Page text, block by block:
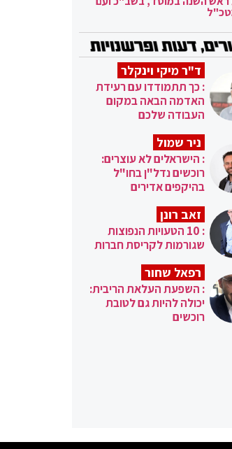
ד"ר מיקי וינקלר
: כך תתמודדו עם רעידת
האדמה הבאה במקום
העבודה שלכם
ניר שמול
: הישראלים לא עוצרים:
רוכשים נדל"ן בחו"ל
בהיקפים אדירים
זאב רונן
: 10 הטעויות הנפוצות
שגורמות לקריסת חברות
רפאל שחור
: השפעת העלאת הריבית:
יכולה להיות גם לטובת
רוכשים